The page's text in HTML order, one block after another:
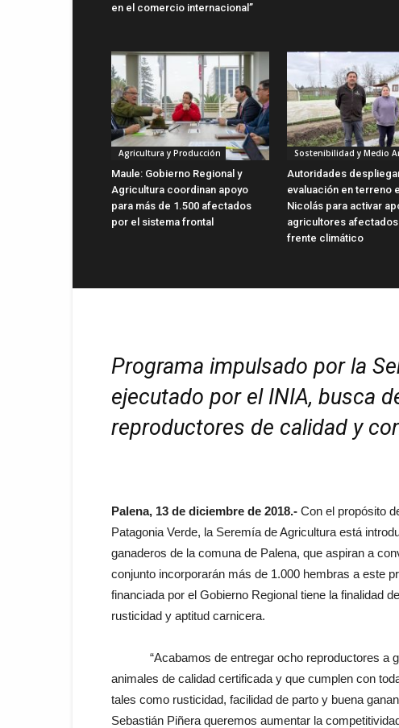
en el comercio internacional”
Agricultura y Producción
Maule: Gobierno Regional y
Agricultura coordinan apoyo
para más de 1.500 afectados
por el sistema frontal
Sostenibilidad y Medio
Autoridades
evaluación en terreno
Nicolás para activar
agricultores
frente climático
Programa impulsado por la
ejecutado por el INIA, busca
reproductores de calidad y
Palena, 13 de diciembre de 2018.- Con el propósito
Patagonia Verde, la Seremía de Agricultura está
ganaderos de la comuna de Palena, que aspiran a
conjunto incorporarán más de 1.000 hembras a este
financiada por el Gobierno Regional tiene la finalidad
rusticidad y aptitud carnicera.
“Acabamos de entregar ocho reproductores a
animales de calidad certificada y que cumplen con
tales como rusticidad, facilidad de parto y buena
Sebastián Piñera queremos aumentar la